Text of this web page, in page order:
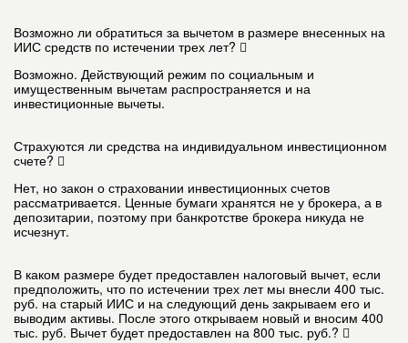
Возможно ли обратиться за вычетом в размере внесенных на
ИИС средств по истечении трех лет?
Возможно. Действующий режим по социальным и
имущественным вычетам распространяется и на
инвестиционные вычеты.
Страхуются ли средства на индивидуальном инвестиционном
счете?
Нет, но закон о страховании инвестиционных счетов
рассматривается. Ценные бумаги хранятся не у брокера, а в
депозитарии, поэтому при банкротстве брокера никуда не
исчезнут.
В каком размере будет предоставлен налоговый вычет, если
предположить, что по истечении трех лет мы внесли 400 тыс.
руб. на старый ИИС и на следующий день закрываем его и
выводим активы. После этого открываем новый и вносим 400
тыс. руб. Вычет будет предоставлен на 800 тыс. руб.?